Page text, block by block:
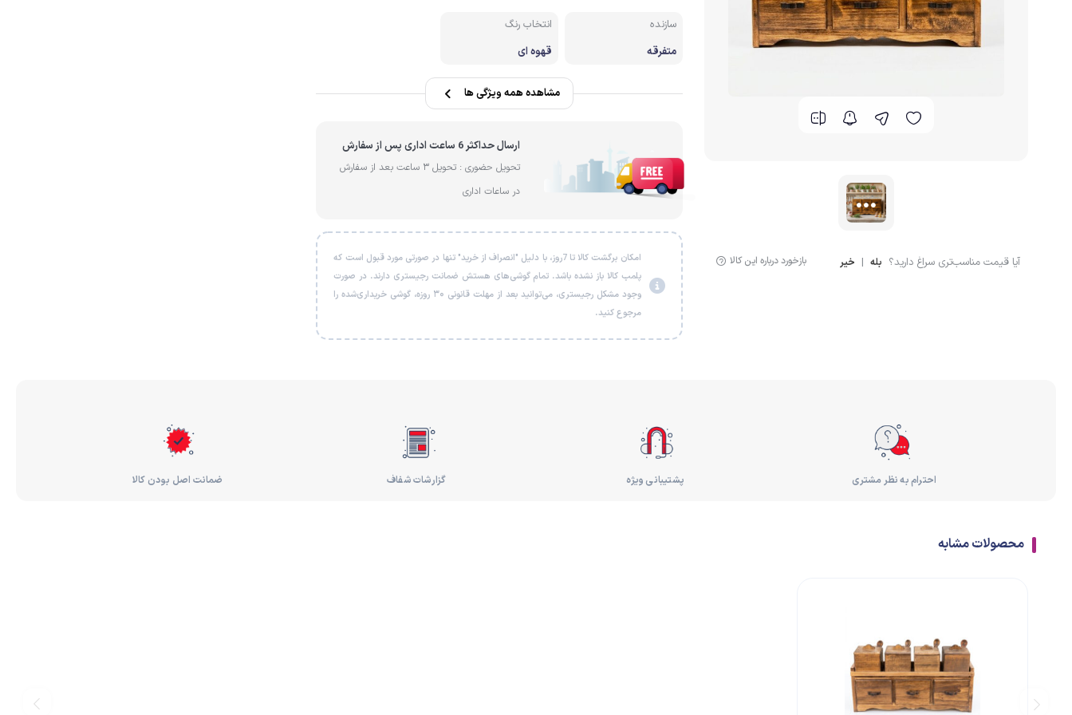
آیا قیمت مناسب‌تری سراغ دارید؟ بله | خیر بازخورد درباره این کالا
سازنده
متفرقه
انتخاب رنگ
قهوه ای
مشاهده همه ویژگی ها
ارسال حداکثر 6 ساعت اداری پس از سفارش
تحویل حضوری : تحویل 3 ساعت بعد از سفارش
در ساعات اداری
امکان برگشت کالا تا 7روز، با دلیل "انصراف از خرید" تنها در صورتی مورد قبول است که
پلمب کالا باز نشده باشد. تمام گوشی‌های هستش ضمانت رجیستری دارند. در صورت
وجود مشکل رجیستری، می‌توانید بعد از مهلت قانونی ۳۰ روزه، گوشی خریداری‌شده را
مرجوع کنید.
احترام به نظر مشتری پشتیبانی ویژه گزارشات شفاف ضمانت اصل بودن کالا
محصولات مشابه